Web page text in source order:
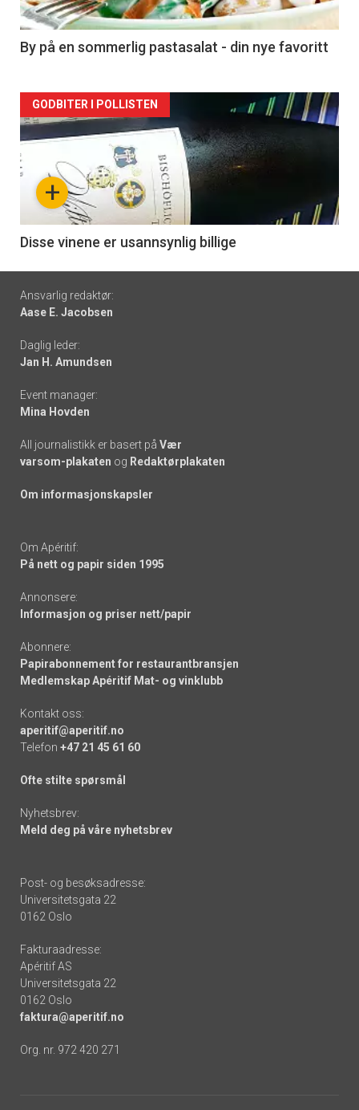
-
5
By på en sommerlig pastasalat - din nye favoritt
Forsiden
akkurat
nå
6
+
GODBITER I POLLISTEN
Disse vinene er usannsynlig billige
Footer
-
links
Ansvarlig redaktør:
Aase E. Jacobsen
Daglig leder:
Jan H. Amundsen
Event manager:
Mina Hovden
All journalistikk er basert på Vær
varsom-plakaten og Redaktørplakaten
Om informasjonskapsler
Om Apéritif:
På nett og papir siden 1995
Annonsere:
Informasjon og priser nett/papir
Abonnere:
Papirabonnement for restaurantbransjen
Medlemskap Apéritif Mat- og vinklubb
Kontakt oss:
aperitif@aperitif.no
Telefon +47 21 45 61 60
Ofte stilte spørsmål
Nyhetsbrev:
Meld deg på våre nyhetsbrev
Post- og besøksadresse:
Universitetsgata 22
0162 Oslo
Fakturaadresse:
Apéritif AS
Universitetsgata 22
0162 Oslo
faktura@aperitif.no
Org. nr. 972 420 271